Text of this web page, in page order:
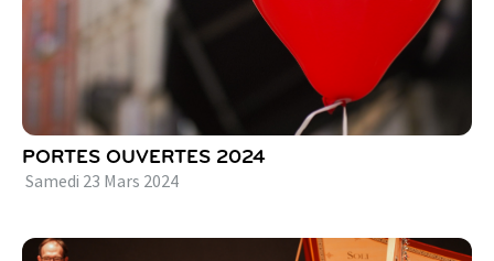
PORTES OUVERTES 2024
Samedi 23 Mars 2024